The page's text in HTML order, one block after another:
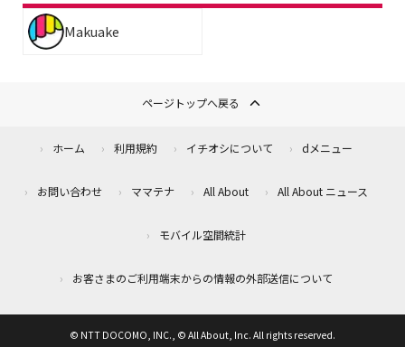
Makuake
ページトップへ戻る
ホーム 利用規約 イチオシについて dメニュー
お問い合わせ ママテナ All About All About ニュース
モバイル空間統計
お客さまのご利用端末からの情報の外部送信について
© NTT DOCOMO, INC., © All About, Inc. All rights reserved.